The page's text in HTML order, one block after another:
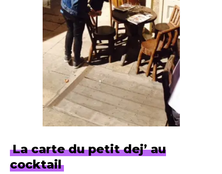
La carte du petit dej’ au
cocktail